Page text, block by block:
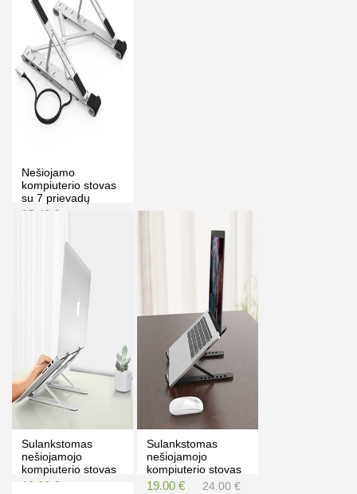
Nešiojamo
kompiuterio stovas
su 7 prievadų
šakotuvu.
85.48 €
PIRKTI
Sulankstomas
nešiojamojo
kompiuterio stovas
- baltas
19.00 €
Sulankstomas
nešiojamojo
kompiuterio stovas
- juodas
19.00 € 24.00 €